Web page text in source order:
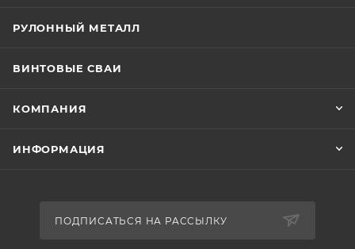
РУЛОННЫЙ МЕТАЛЛ
ВИНТОВЫЕ СВАИ
КОМПАНИЯ
ИНФОРМАЦИЯ
ПОДПИСАТЬСЯ НА РАССЫЛКУ